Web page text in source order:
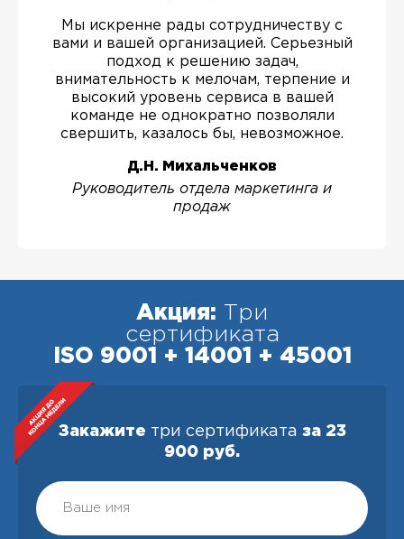
Мы искренне рады сотрудничеству с
вами и вашей организацией. Серьезный
подход к решению задач,
внимательность к мелочам, терпение и
высокий уровень сервиса в вашей
команде не однократно позволяли
свершить, казалось бы, невозможное.
Д.Н. Михальченков
Руководитель отдела маркетинга и
продаж
Акция: Три
сертификата
ISO 9001 + 14001 + 45001
Закажите три сертификата за 23
900 руб.